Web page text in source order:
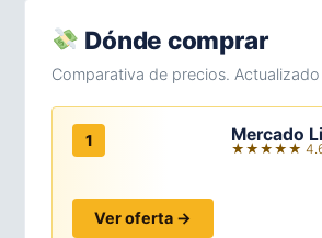
Dónde comprar
Comparativa de precios. Actualizado
1 Mercado
★★★★★ 4.6
Ver oferta →